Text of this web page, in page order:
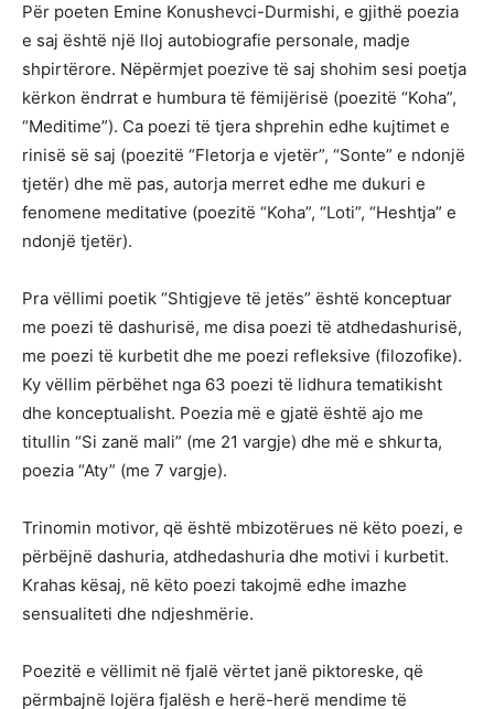
Për poeten Emine Konushevci-Durmishi, e gjithë poezia
e saj është një lloj autobiografie personale, madje
shpirtërore. Nëpërmjet poezive të saj shohim sesi poetja
kërkon ëndrrat e humbura të fëmijërisë (poezitë “Koha”,
“Meditime”). Ca poezi të tjera shprehin edhe kujtimet e
rinisë së saj (poezitë “Fletorja e vjetër”, “Sonte” e ndonjë
tjetër) dhe më pas, autorja merret edhe me dukuri e
fenomene meditative (poezitë “Koha”, “Loti”, “Heshtja” e
ndonjë tjetër).
Pra vëllimi poetik “Shtigjeve të jetës” është konceptuar
me poezi të dashurisë, me disa poezi të atdhedashurisë,
me poezi të kurbetit dhe me poezi refleksive (filozofike).
Ky vëllim përbëhet nga 63 poezi të lidhura tematikisht
dhe konceptualisht. Poezia më e gjatë është ajo me
titullin “Si zanë mali” (me 21 vargje) dhe më e shkurta,
poezia “Aty” (me 7 vargje).
Trinomin motivor, që është mbizotërues në këto poezi, e
përbëjnë dashuria, atdhedashuria dhe motivi i kurbetit.
Krahas kësaj, në këto poezi takojmë edhe imazhe
sensualiteti dhe ndjeshmërie.
Poezitë e vëllimit në fjalë vërtet janë piktoreske, që
përmbajnë lojëra fjalësh e herë-herë mendime të